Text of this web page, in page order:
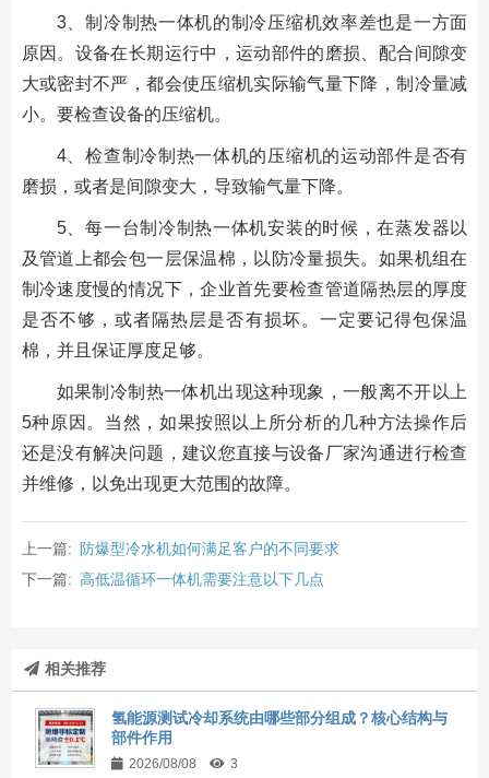
3、制冷制热一体机的制冷压缩机效率差也是一方面
原因。设备在长期运行中，运动部件的磨损、配合间隙变
大或密封不严，都会使压缩机实际输气量下降，制冷量减
小。要检查设备的压缩机。
4、检查制冷制热一体机的压缩机的运动部件是否有
磨损，或者是间隙变大，导致输气量下降。
5、每一台制冷制热一体机安装的时候，在蒸发器以
及管道上都会包一层保温棉，以防冷量损失。如果机组在
制冷速度慢的情况下，企业首先要检查管道隔热层的厚度
是否不够，或者隔热层是否有损坏。一定要记得包保温
棉，并且保证厚度足够。
如果制冷制热一体机出现这种现象，一般离不开以上
5种原因。当然，如果按照以上所分析的几种方法操作后
还是没有解决问题，建议您直接与设备厂家沟通进行检查
并维修，以免出现更大范围的故障。
上一篇: 防爆型冷水机如何满足客户的不同要求
下一篇: 高低温循环一体机需要注意以下几点
相关推荐
氢能源测试冷却系统由哪些部分组成？核心结构与
部件作用
2026/08/08 3